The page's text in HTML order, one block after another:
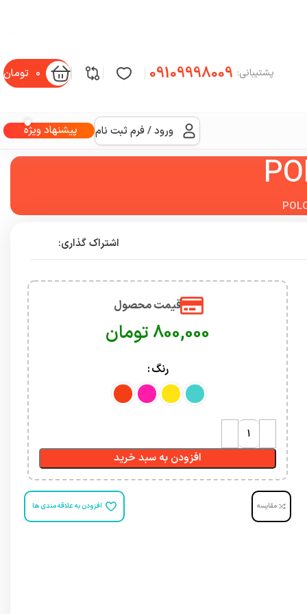
پشتیبانی: 09109998009
0 تومان
ورود / فرم ثبت نام پیشنهاد ویژه
اشتراک گذاری:
قیمت محصول
تومان
رنگ
افزودن به سبد خرید
مقایسه افزودن به علاقه مندی ها